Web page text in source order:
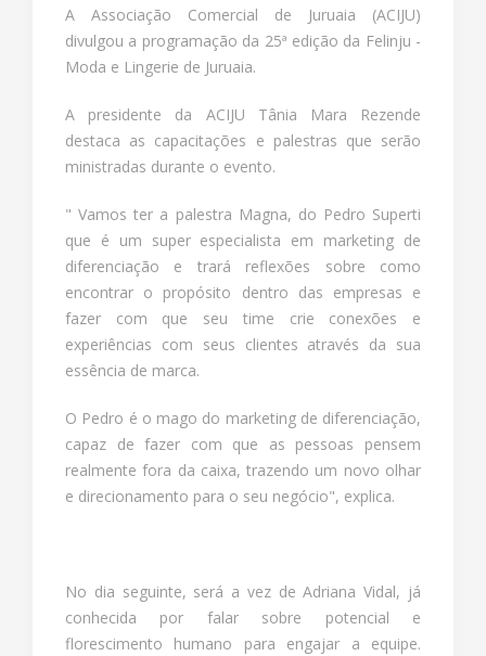
A Associação Comercial de Juruaia (ACIJU)
divulgou a programação da 25ª edição da Felinju -
Moda e Lingerie de Juruaia.
A presidente da ACIJU Tânia Mara Rezende
destaca as capacitações e palestras que serão
ministradas durante o evento.
" Vamos ter a palestra Magna, do Pedro Superti
que é um super especialista em marketing de
diferenciação e trará reflexões sobre como
encontrar o propósito dentro das empresas e
fazer com que seu time crie conexões e
experiências com seus clientes através da sua
essência de marca.
O Pedro é o mago do marketing de diferenciação,
capaz de fazer com que as pessoas pensem
realmente fora da caixa, trazendo um novo olhar
e direcionamento para o seu negócio", explica.
No dia seguinte, será a vez de Adriana Vidal, já
conhecida por falar sobre potencial e
florescimento humano para engajar a equipe.